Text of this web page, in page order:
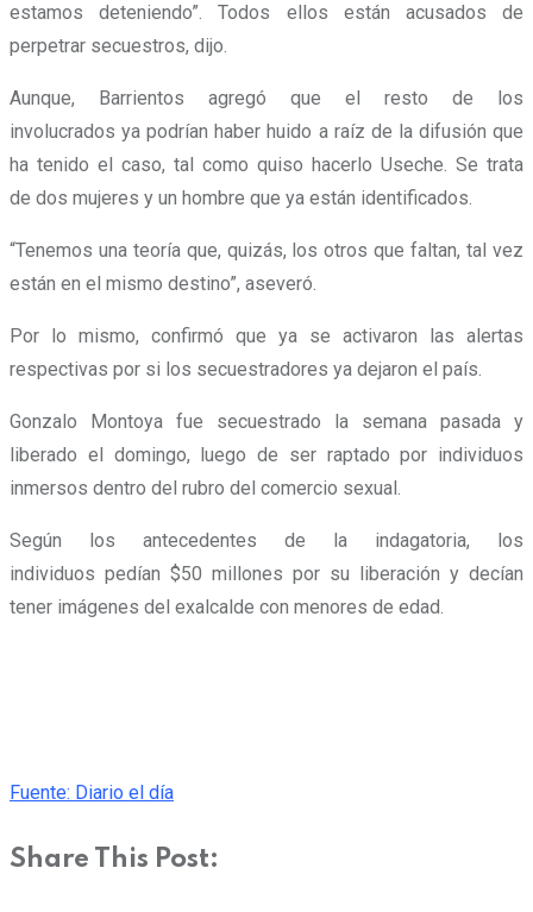
estamos deteniendo”. Todos ellos están acusados de
perpetrar secuestros, dijo.
Aunque, Barrientos agregó que el resto de los
involucrados ya podrían haber huido a raíz de la difusión que
ha tenido el caso, tal como quiso hacerlo Useche. Se trata
de dos mujeres y un hombre que ya están identificados.
“Tenemos una teoría que, quizás, los otros que faltan, tal vez
están en el mismo destino”, aseveró.
Por lo mismo, confirmó que ya se activaron las alertas
respectivas por si los secuestradores ya dejaron el país.
Gonzalo Montoya fue secuestrado la semana pasada y
liberado el domingo, luego de ser raptado por individuos
inmersos dentro del rubro del comercio sexual.
Según los antecedentes de la indagatoria, los
individuos pedían $50 millones por su liberación y decían
tener imágenes del exalcalde con menores de edad.
Fuente: Diario el día
Share This Post: